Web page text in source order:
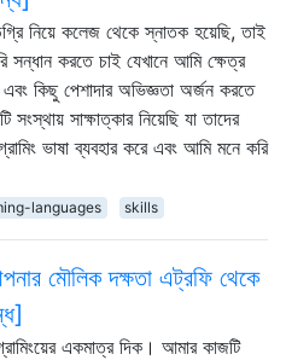
নিয়ে কলেজ থেকে স্নাতক হয়েছি, তাই
সন্ধান করতে চাই যেখানে আমি ক্ষেত্র
কিছু পেশাদার অভিজ্ঞতা অর্জন করতে
সাক্ষাত্কার নিয়েছি যা তাদের
ভাষা ব্যবহার করে এবং আমি মনে করি
languages skills
মৌলিক দক্ষতা এট্রফি থেকে
একমাত্র দিক। আমার কাজটি